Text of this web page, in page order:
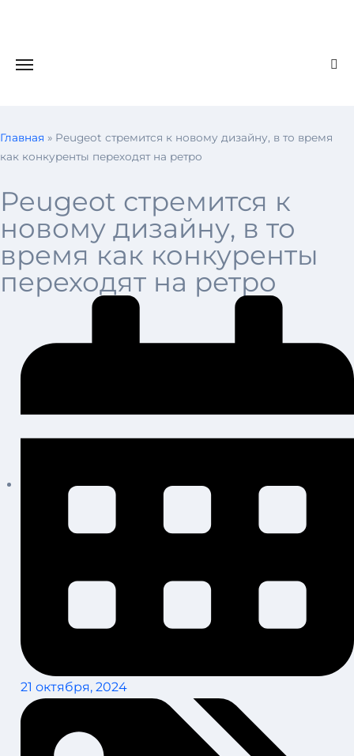
Главная » Peugeot стремится к новому дизайну, в то время
как конкуренты переходят на ретро
Peugeot стремится к
новому дизайну, в то
время как конкуренты
переходят на ретро
21 октября, 2024